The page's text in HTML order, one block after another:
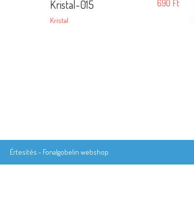
Kristal-015
Kristal
690 Ft
Értesítés - Fonalgobelin webshop